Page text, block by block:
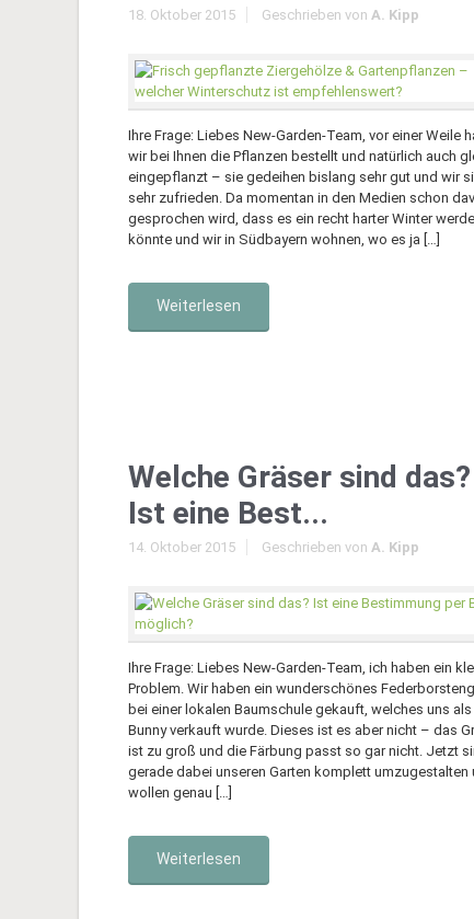
18. Oktober 2015 Geschrieben von A. Kipp
Ihre Frage: Liebes New-Garden-Team, vor einer Weile
wir bei Ihnen die Pflanzen bestellt und natürlich auch
eingepflanzt – sie gedeihen bislang sehr gut und wir
sehr zufrieden. Da momentan in den Medien schon
gesprochen wird, dass es ein recht harter Winter
könnte und wir in Südbayern wohnen, wo es ja […]
Weiterlesen
Welche Gräser sind das?
Ist eine Best...
14. Oktober 2015 Geschrieben von A. Kipp
Ihre Frage: Liebes New-Garden-Team, ich haben ein
Problem. Wir haben ein wunderschönes
bei einer lokalen Baumschule gekauft, welches uns
Bunny verkauft wurde. Dieses ist es aber nicht – das
ist zu groß und die Färbung passt so gar nicht. Jetzt
gerade dabei unseren Garten komplett umzugestalten
wollen genau […]
Weiterlesen